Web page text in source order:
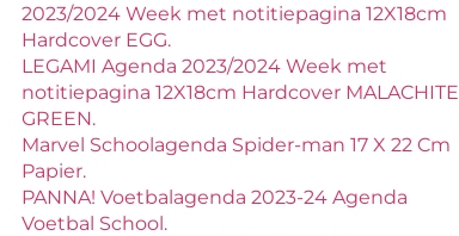
2023/2024 Week met notitiepagina 12X18cm
Hardcover EGG.
LEGAMI Agenda 2023/2024 Week met
notitiepagina 12X18cm Hardcover MALACHITE
GREEN.
Marvel Schoolagenda Spider-man 17 X 22 Cm
Papier.
PANNA! Voetbalagenda 2023-24 Agenda
Voetbal School.